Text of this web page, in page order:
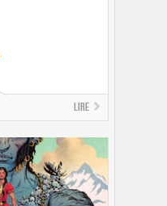
Lire